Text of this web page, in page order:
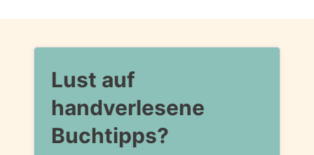
Lust auf
handverlesene
Buchtipps?